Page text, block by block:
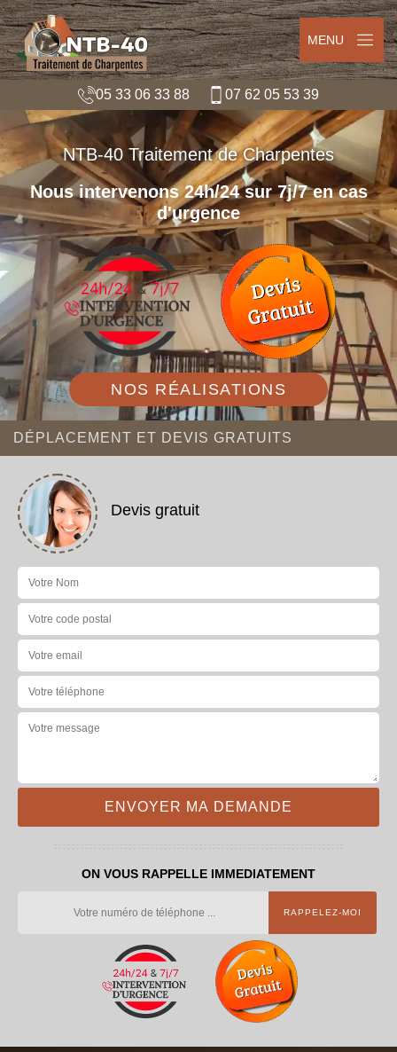
MENU
05 33 06 33 88 07 62 05 53 39
NTB-40 Traitement de Charpentes
Nous intervenons 24h/24 sur 7j/7 en cas
d'urgence
NOS RÉALISATIONS
DÉPLACEMENT ET DEVIS GRATUITS
Devis gratuit
ON VOUS RAPPELLE IMMEDIATEMENT